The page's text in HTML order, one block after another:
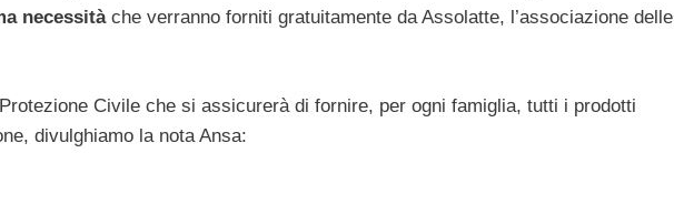
necessità che verranno forniti gratuitamente da Assolatte, l’associazione delle
Civile che si assicurerà di fornire, per ogni famiglia, tutti i prodotti
divulghiamo la nota Ansa: